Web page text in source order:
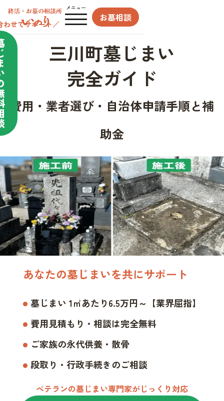
メニュー
お墓相談
わせてサポート／
三川町墓じまい
完全ガイド
費用・業者選び・自治体申請手順と補
助金
あなたの墓じまいを共にサポート
墓じまい 1㎡あたり6.5万円～【業界屈指】
費用見積もり・相談は完全無料
ご家族の永代供養・散骨
段取り・行政手続きのご相談
ベテランの墓じまい専門家がじっくり対応